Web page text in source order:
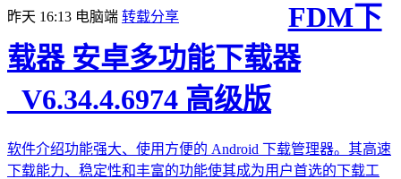
昨天 16:13 电脑端 转载分享
FDM下
载器 安卓多功能下载器
_V6.34.4.6974 高级版
软件介绍功能强大、使用方便的 Android 下载管理器。其高速
下载能力、稳定性和丰富的功能使其成为用户首选的下载工